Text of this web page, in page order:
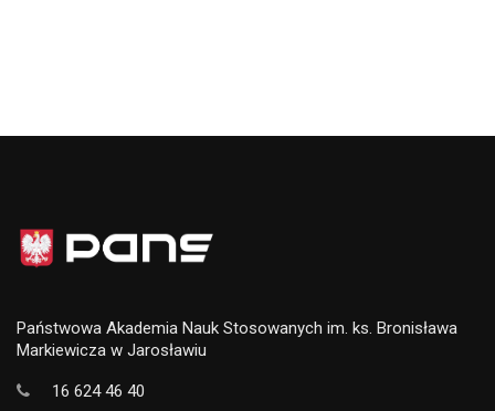
Państwowa Akademia Nauk Stosowanych im. ks. Bronisława
Markiewicza w Jarosławiu
16 624 46 40